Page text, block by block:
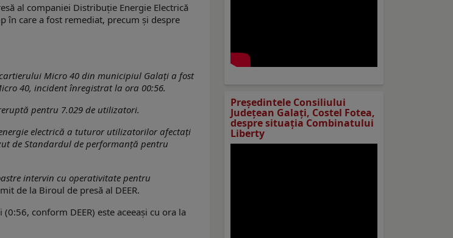
al companiei Distribuție Energie Electrică
în care a fost remediat, precum și despre
Micro 40 din municipiul Galați a fost
40, incident înregistrat la ora 00:56.
pentru 7.029 de utilizatori.
electrică a tuturor utilizatorilor afectați
de Standardul de performanță pentru
intervin cu operativitate pentru
de la Biroul de presă al DEER.
conform DEER) este aceeași cu ora la
Preşedintele Consiliului
Judeţean Galaţi, Costel Fotea,
despre situaţia Combinatului
Liberty